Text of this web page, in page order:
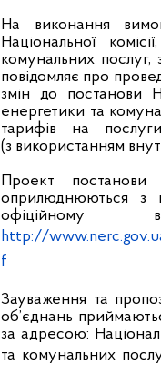
На виконання
Національної
комунальних
повідомляє про
змін до постанови
енергетики та
тарифів на
(з використанням
Проект
оприлюднюються з
http://
f
Зауваження та
об’єднань
за адресою:
та комунальних